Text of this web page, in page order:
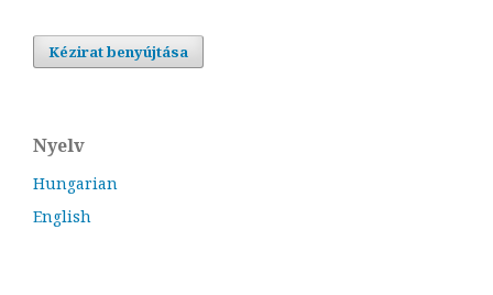
Kézirat benyújtása
Nyelv
Hungarian
English